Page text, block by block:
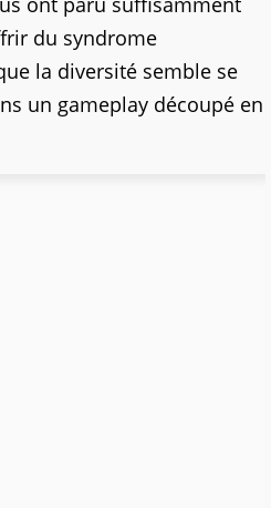
du syndrome
la diversité semble se
un gameplay découpé en